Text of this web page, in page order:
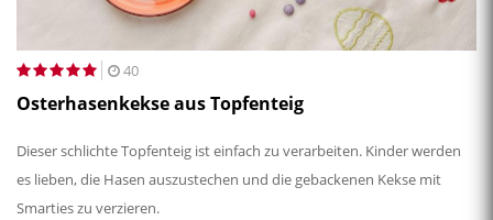
40
Osterhasenkekse aus Topfenteig
Dieser schlichte Topfenteig ist einfach zu verarbeiten. Kinder werden
es lieben, die Hasen auszustechen und die gebackenen Kekse mit
Smarties zu verzieren.